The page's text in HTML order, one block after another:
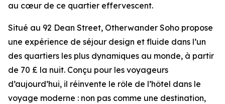
au cœur de ce quartier effervescent.
Situé au 92 Dean Street, Otherwander Soho propose
une expérience de séjour design et fluide dans l’un
des quartiers les plus dynamiques au monde, à partir
de 70 £ la nuit. Conçu pour les voyageurs
d’aujourd’hui, il réinvente le rôle de l’hôtel dans le
voyage moderne : non pas comme une destination,